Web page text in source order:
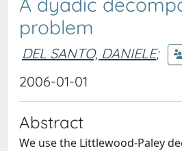
problem
DEL SANTO, DANIELE;
2006-01-01
Abstract
We use the Littlewood-Paley